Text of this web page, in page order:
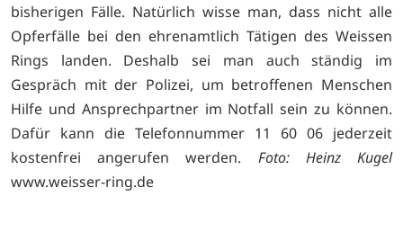
bisherigen Fälle. Natürlich wisse man, dass nicht alle
Opferfälle bei den ehrenamtlich Tätigen des Weissen
Rings landen. Deshalb sei man auch ständig im
Gespräch mit der Polizei, um betroffenen Menschen
Hilfe und Ansprechpartner im Notfall sein zu können.
Dafür kann die Telefonnummer 11 60 06 jederzeit
kostenfrei angerufen werden. Foto: Heinz Kugel
www.weisser-ring.de